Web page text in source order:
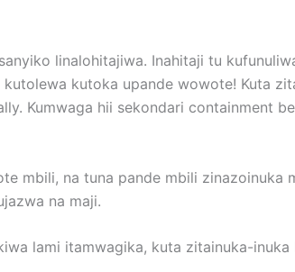
linalohitajiwa. Inahitaji tu
kutoka upande wowote! Kuta
Kumwaga hii sekondari containment
mbili, na tuna pande mbili zinazoinuka
na maji.
lami itamwagika, kuta zitainuka-inuka